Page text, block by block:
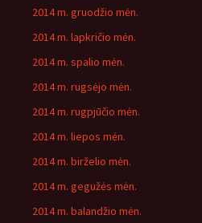
2014 m. gruodžio mėn.
2014 m. lapkričio mėn.
2014 m. spalio mėn.
2014 m. rugsėjo mėn.
2014 m. rugpjūčio mėn.
2014 m. liepos mėn.
2014 m. birželio mėn.
2014 m. gegužės mėn.
2014 m. balandžio mėn.